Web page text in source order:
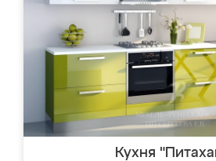
Кухня